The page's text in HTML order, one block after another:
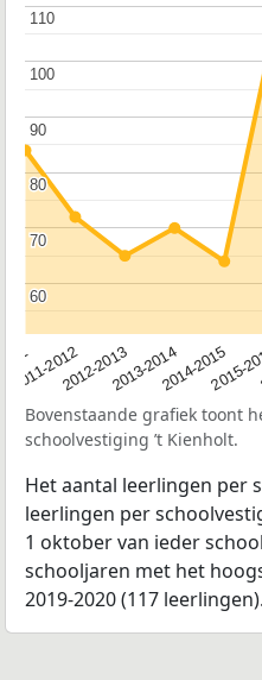
2011-20122012-20132013-20142014-20152015-
60
60
70
70
80
80
90
90
100
100
110
110
Bovenstaande grafiek toont
schoolvestiging ’t Kienholt.
Het aantal leerlingen per
leerlingen per
1 oktober van ieder
schooljaren met het
2019-2020 (117 leerlingen).